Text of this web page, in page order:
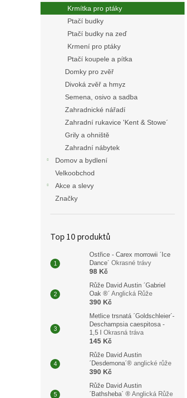
Krmítka pro ptáky
Ptačí budky
Ptačí budky na zeď
Krmení pro ptáky
Ptačí koupele a pítka
Domky pro zvěř
Divoká zvěř a hmyz
Semena, osivo a sadba
Zahradnické nářadí
Zahradní rukavice 'Kent & Stowe´
Grily a ohniště
Zahradní nábytek
Domov a bydlení
Velkoobchod
Akce a slevy
Značky
Top 10 produktů
Ostřice - Carex morrowii ´Ice
Dance´ Okrasné trávy
98 Kč
Růže David Austin ´Gabriel
Oak ®´ Anglická Růže
390 Kč
Metlice trsnatá ´Goldschleier´-
Deschampsia caespitosa -
1,5 l Okrasná tráva
145 Kč
Růže David Austin
´Desdemona´® anglické růže
390 Kč
Růže David Austin
´Bathsheba´ ® Anglická Růže